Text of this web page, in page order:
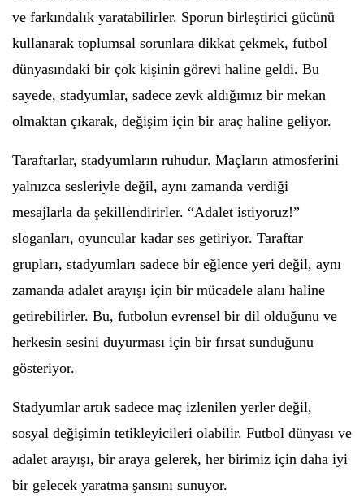
ve farkındalık yaratabilirler. Sporun birleştirici gücünü
kullanarak toplumsal sorunlara dikkat çekmek, futbol
dünyasındaki bir çok kişinin görevi haline geldi. Bu
sayede, stadyumlar, sadece zevk aldığımız bir mekan
olmaktan çıkarak, değişim için bir araç haline geliyor.
Taraftarlar, stadyumların ruhudur. Maçların atmosferini
yalnızca sesleriyle değil, aynı zamanda verdiği
mesajlarla da şekillendirirler. “Adalet istiyoruz!”
sloganları, oyuncular kadar ses getiriyor. Taraftar
grupları, stadyumları sadece bir eğlence yeri değil, aynı
zamanda adalet arayışı için bir mücadele alanı haline
getirebilirler. Bu, futbolun evrensel bir dil olduğunu ve
herkesin sesini duyurması için bir fırsat sunduğunu
gösteriyor.
Stadyumlar artık sadece maç izlenilen yerler değil,
sosyal değişimin tetikleyicileri olabilir. Futbol dünyası ve
adalet arayışı, bir araya gelerek, her birimiz için daha iyi
bir gelecek yaratma şansını sunuyor.